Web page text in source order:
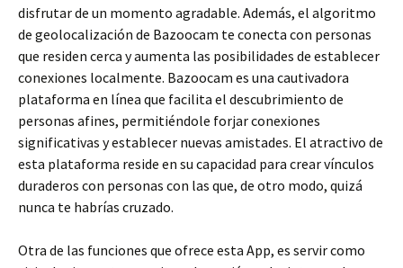
disfrutar de un momento agradable. Además, el algoritmo
de geolocalización de Bazoocam te conecta con personas
que residen cerca y aumenta las posibilidades de establecer
conexiones localmente. Bazoocam es una cautivadora
plataforma en línea que facilita el descubrimiento de
personas afines, permitiéndole forjar conexiones
significativas y establecer nuevas amistades. El atractivo de
esta plataforma reside en su capacidad para crear vínculos
duraderos con personas con las que, de otro modo, quizá
nunca te habrías cruzado.
Otra de las funciones que ofrece esta App, es servir como